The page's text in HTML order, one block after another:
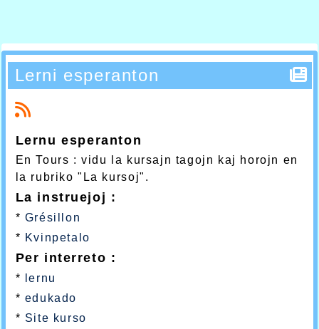
Lerni esperanton
Lernu esperanton
En Tours : vidu la kursajn tagojn kaj horojn en
la rubriko "La kursoj".
La instruejoj :
* Grésillon
* Kvinpetalo
Per interreto :
*
lernu
* edukado
* Site kurso